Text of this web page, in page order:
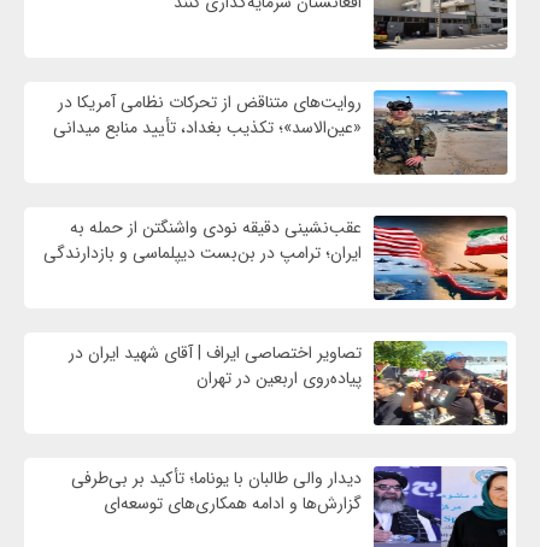
روایت‌های متناقض از تحرکات نظامی آمریکا در
«عین‌الاسد»؛ تکذیب بغداد، تأیید منابع میدانی
عقب‌نشینی دقیقه نودی واشنگتن از حمله به
ایران؛ ترامپ در بن‌بست دیپلماسی و بازدارندگی
تصاویر اختصاصی ایراف | آقای شهید ایران در
پیاده‌روی اربعین در تهران
دیدار والی طالبان با یوناما؛ تأکید بر بی‌طرفی
گزارش‌ها و ادامه همکاری‌های توسعه‌ای